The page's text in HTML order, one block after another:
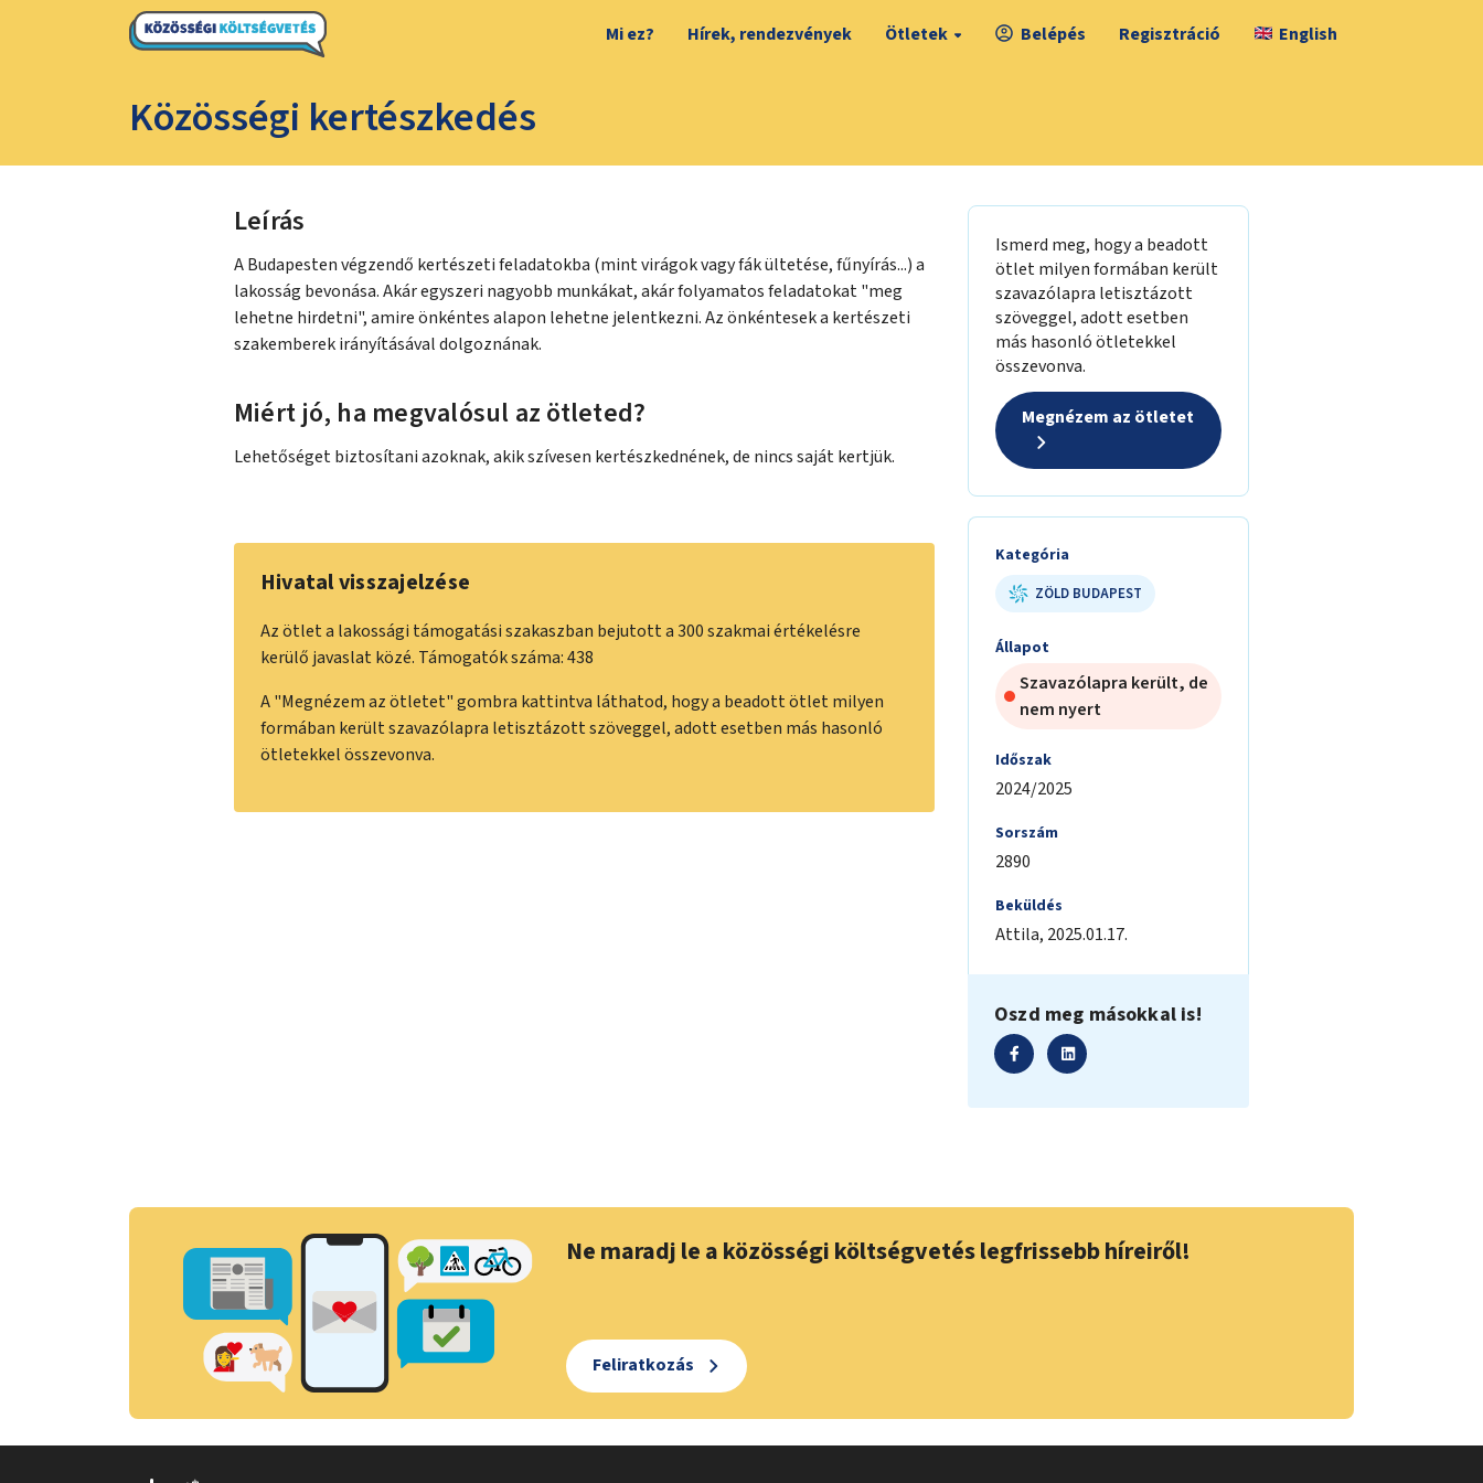
Mi ez? Hírek, rendezvények Ötletek Belépés Regisztráció English
Közösségi kertészkedés
Leírás
A Budapesten végzendő kertészeti feladatokba (mint virágok vagy fák ültetése, fűnyírás...) a
lakosság bevonása. Akár egyszeri nagyobb munkákat, akár folyamatos feladatokat "meg
lehetne hirdetni", amire önkéntes alapon lehetne jelentkezni. Az önkéntesek a kertészeti
szakemberek irányításával dolgoznának.
Miért jó, ha megvalósul az ötleted?
Lehetőséget biztosítani azoknak, akik szívesen kertészkednének, de nincs saját kertjük.
Hivatal visszajelzése
Az ötlet a lakossági támogatási szakaszban bejutott a 300 szakmai értékelésre
kerülő javaslat közé. Támogatók száma: 438
A "Megnézem az ötletet" gombra kattintva láthatod, hogy a beadott ötlet milyen
formában került szavazólapra letisztázott szöveggel, adott esetben más hasonló
ötletekkel összevonva.
Ismerd meg, hogy a beadott
ötlet milyen formában került
szavazólapra letisztázott
szöveggel, adott esetben
más hasonló ötletekkel
összevonva.
Megnézem az ötletet
Kategória
ZÖLD BUDAPEST
Állapot
Szavazólapra került, de
nem nyert
Időszak
2024/2025
Sorszám
2890
Beküldés
Attila, 2025.01.17.
Oszd meg másokkal is!
Ne maradj le a közösségi költségvetés legfrissebb híreiről!
Feliratkozás